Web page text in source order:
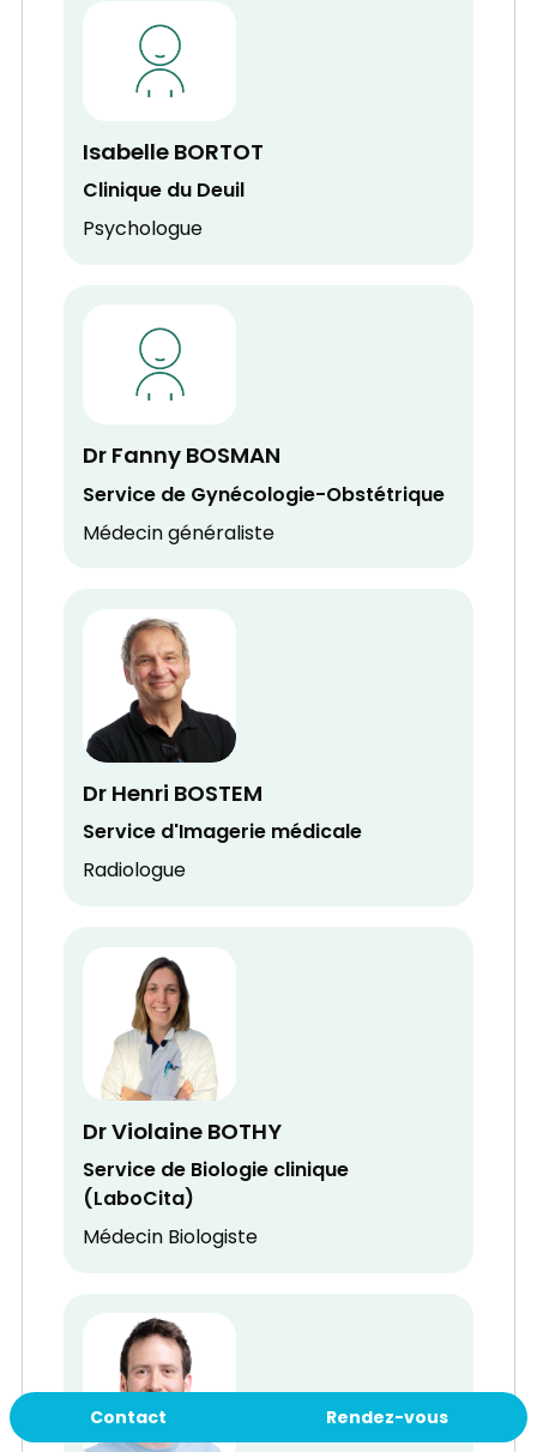
Contact Rendez-vous
Isabelle BORTOT
Clinique du Deuil
Psychologue
Dr Fanny BOSMAN
Service de Gynécologie-Obstétrique
Médecin généraliste
Dr Henri BOSTEM
Service d'Imagerie médicale
Radiologue
Dr Violaine BOTHY
Service de Biologie clinique
(LaboCita)
Médecin Biologiste